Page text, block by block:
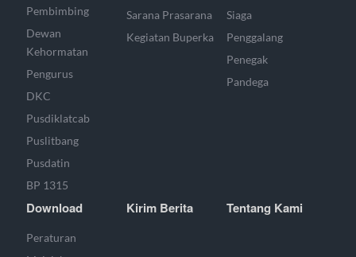
Pembimbing
Dewan
Kehormatan
Pengurus
DKC
Pusdiklatcab
Puslitbang
Pusdatin
BP 1315
Sarana Prasarana
Kegiatan Buperka
Siaga
Penggalang
Penegak
Pandega
Download
Peraturan
Kirim Berita Tentang Kami